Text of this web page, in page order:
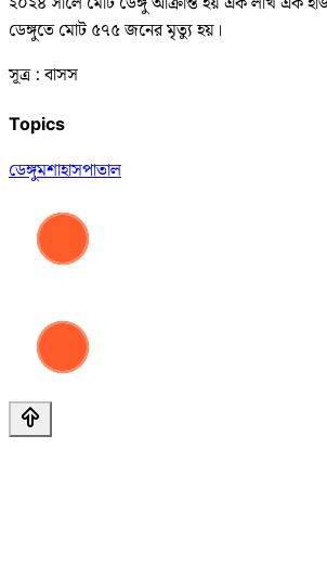
ডেঙ্গুতে মোট ৫৭৫ জনের মৃত্যু হয়।
সূত্র : বাসস
Topics
ডেঙ্গুমশাহাসপাতাল